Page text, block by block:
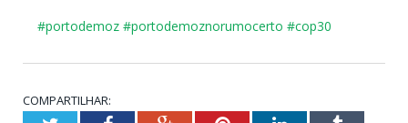
#portodemoz #portodemoznorumocerto #cop30
COMPARTILHAR: